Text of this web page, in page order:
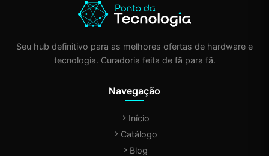
Seu hub definitivo para as melhores ofertas de hardware e
tecnologia. Curadoria feita de fã para fã.
Navegação
Início
Catálogo
Blog